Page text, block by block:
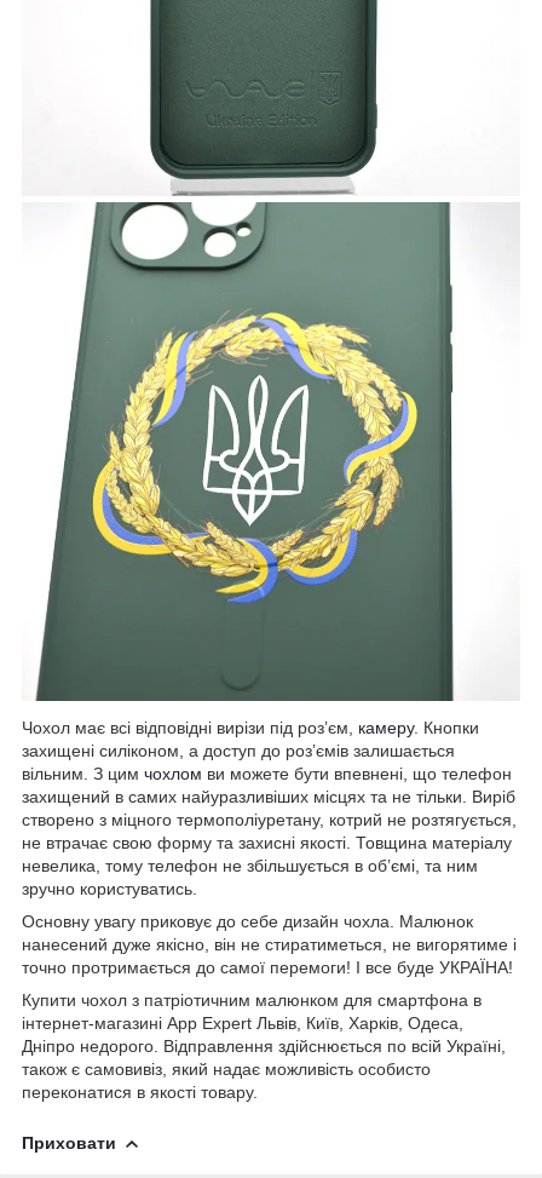
Чохол має всі відповідні вирізи під роз’єм, камеру. Кнопки
захищені силіконом, а доступ до роз’ємів залишається
вільним. З цим чохлом ви можете бути впевнені, що телефон
захищений в самих найуразливіших місцях та не тільки. Виріб
створено з міцного термополіуретану, котрий не розтягується,
не втрачає свою форму та захисні якості. Товщина матеріалу
невелика, тому телефон не збільшується в об’ємі, та ним
зручно користуватись.
Основну увагу приковує до себе дизайн чохла. Малюнок
нанесений дуже якісно, він не стиратиметься, не вигорятиме і
точно протримається до самої перемоги! І все буде УКРАЇНА!
Купити чохол з патріотичним малюнком для смартфона в
інтернет-магазині App Expert Львів, Київ, Харків, Одеса,
Дніпро недорого. Відправлення здійснюється по всій Україні,
також є самовивіз, який надає можливість особисто
переконатися в якості товару.
Приховати